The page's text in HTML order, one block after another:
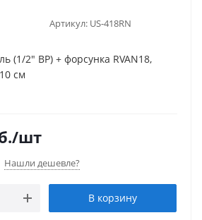
Артикул: US-418RN
(1/2" ВР) + форсунка RVAN18,
см
/шт
Нашли дешевле?
В корзину